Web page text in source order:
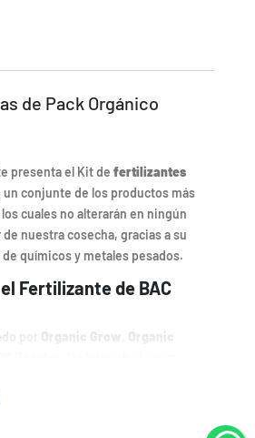
de Pack Orgánico
presenta el Kit de fertilizantes
un conjunte de los productos más
cuales no alterarán en ningún
nuestra cosecha, gracias a su
químicos y metales pesados.
Fertilizante de BAC
por Organic Grow
Organic
para iniciarte o
para pequeñas plantaciones.